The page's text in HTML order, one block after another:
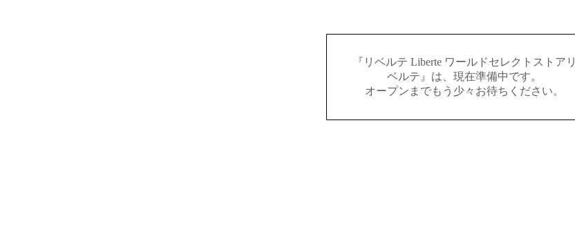
『リベルテ Liberte ワールドセレクトストアリ
ベルテ』は、現在準備中です。
オープンまでもう少々お待ちください。